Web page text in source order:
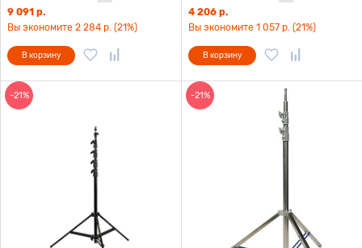
9 091 р.
Вы экономите 2 284 р. (21%)
В корзину
4 206 р.
Вы экономите 1 057 р. (21%)
В корзину
-21% -21%